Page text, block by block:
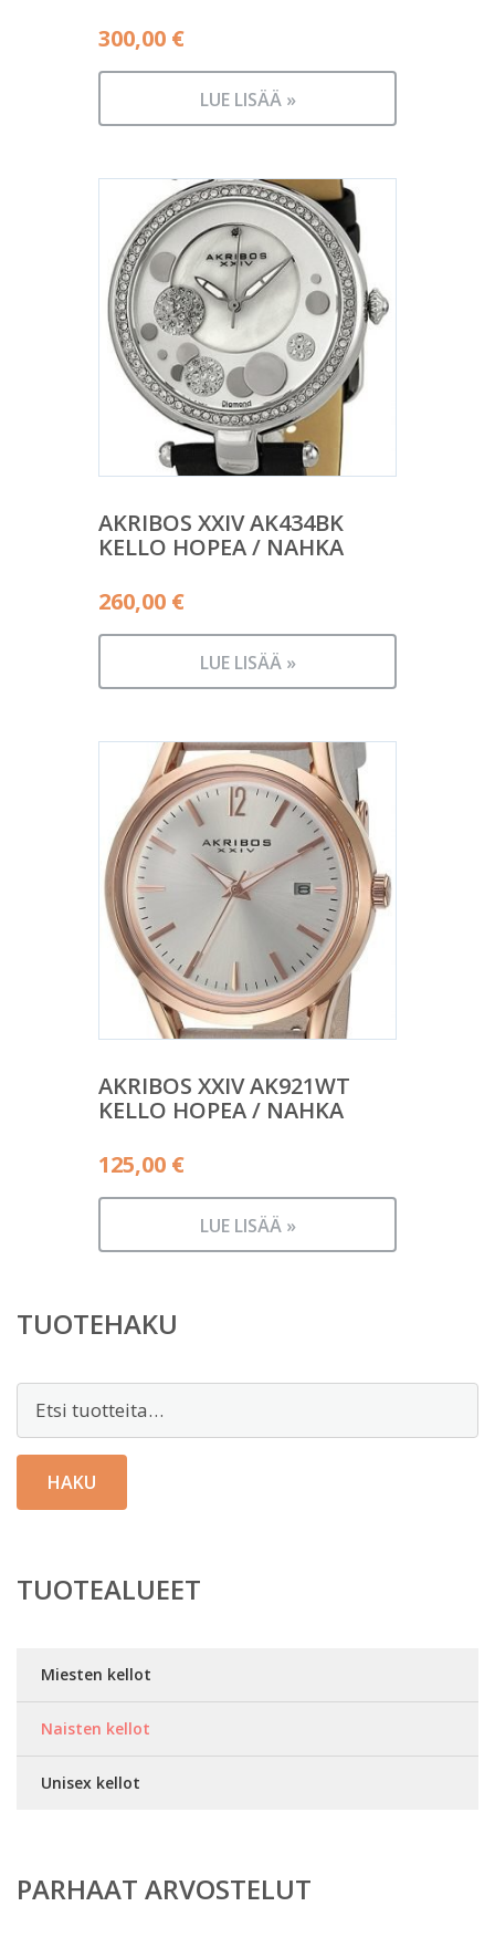
300,00 €
LUE LISÄÄ »
AKRIBOS XXIV AK434BK
KELLO HOPEA / NAHKA
260,00 €
LUE LISÄÄ »
AKRIBOS XXIV AK921WT
KELLO HOPEA / NAHKA
125,00 €
LUE LISÄÄ »
TUOTEHAKU
Etsi:
HAKU
TUOTEALUEET
Miesten kellot
Naisten kellot
Unisex kellot
PARHAAT ARVOSTELUT